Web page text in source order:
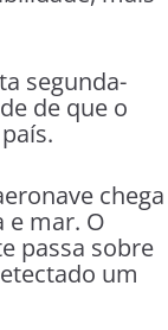
segunda-
de que o
chega
e mar. O
passa sobre
um